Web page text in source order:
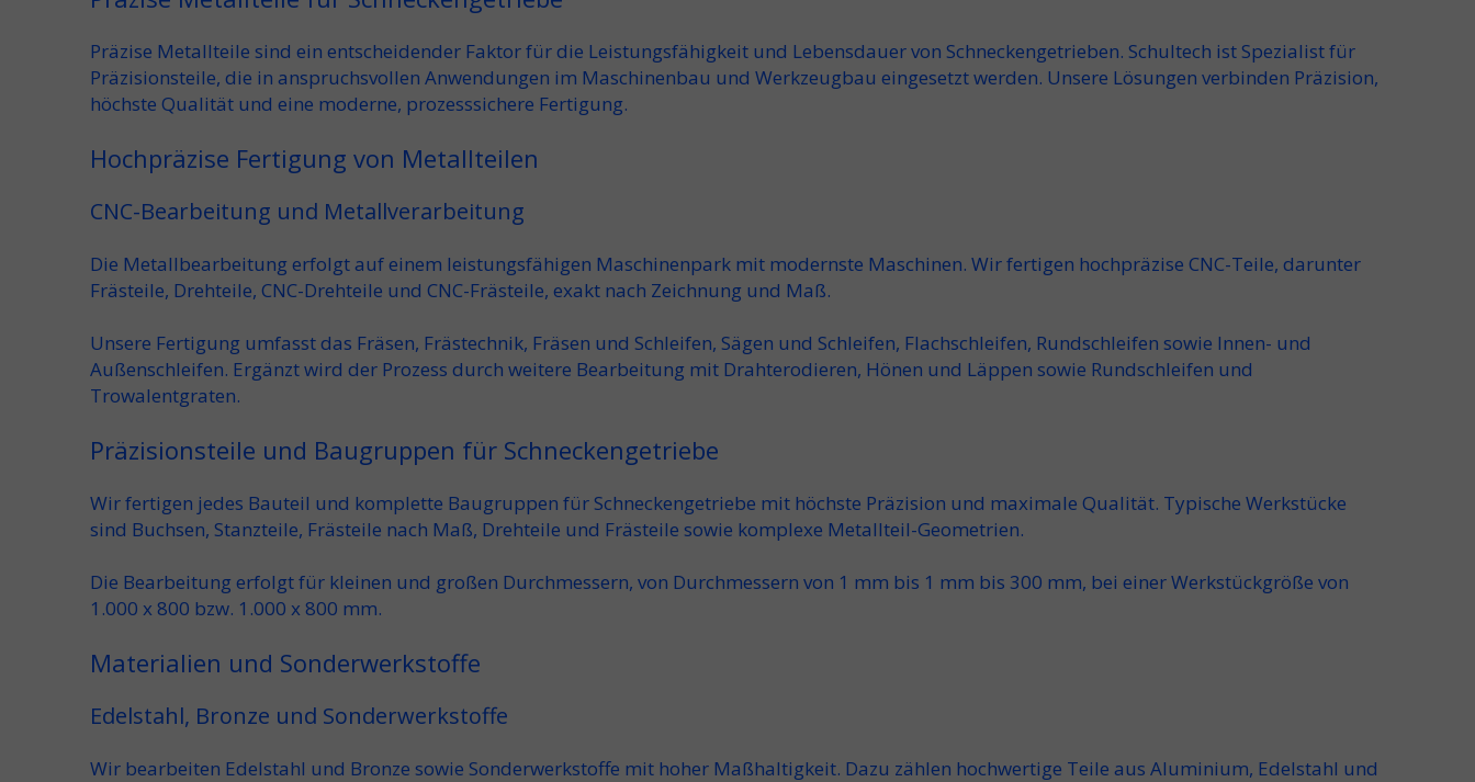
Präzise Metallteile sind ein entscheidender Faktor für die Leistungsfähigkeit und Lebensdauer von Schneckengetrieben. Schultech ist Spezialistfür
Präzisionsteile, die in anspruchsvollen Anwendungen im Maschinenbau und Werkzeugbau eingesetzt werden. Unsere Lösungen verbinden Präzision,
höchste Qualität und eine moderne, prozesssichere Fertigung.
Hochpräzise Fertigung von Metallteilen
CNC-Bearbeitung und Metallverarbeitung
Die Metallbearbeitung erfolgt auf einem leistungsfähigen Maschinenpark mit modernste Maschinen. Wir fertigen hochpräzise CNC-Teile, darunter
Frästeile, Drehteile, CNC-Drehteile und CNC-Frästeile, exakt nach Zeichnung und Maß.
Unsere Fertigung umfasst das Fräsen, Frästechnik, Fräsen und Schleifen, Sägen und Schleifen, Flachschleifen, Rundschleifen sowie Innen- und
Außenschleifen. Ergänzt wird der Prozess durch weitere Bearbeitung mit Drahterodieren, Hönen und Läppen sowie Rundschleifen und
Trowalentgraten.
Präzisionsteile und Baugruppen für Schneckengetriebe
Wir fertigen jedes Bauteil und komplette Baugruppen für Schneckengetriebe mit höchste Präzision und maximale Qualität. Typische Werkstücke
sind Buchsen, Stanzteile, Frästeile nach Maß, Drehteile und Frästeile sowie komplexe Metallteil-Geometrien.
Die Bearbeitung erfolgt für kleinen und großen Durchmessern, von Durchmessern von 1 mm bis 1 mm bis 300 mm, bei einerWerkstückgröße von
1.000 x 800 bzw. 1.000 x 800 mm.
Materialien und Sonderwerkstoffe
Edelstahl, Bronze und Sonderwerkstoffe
Wir bearbeiten Edelstahl und Bronze sowie Sonderwerkstoffe mit hoher Maßhaltigkeit. Dazu zählen hochwertige Teile aus Aluminium, Edelstahl und